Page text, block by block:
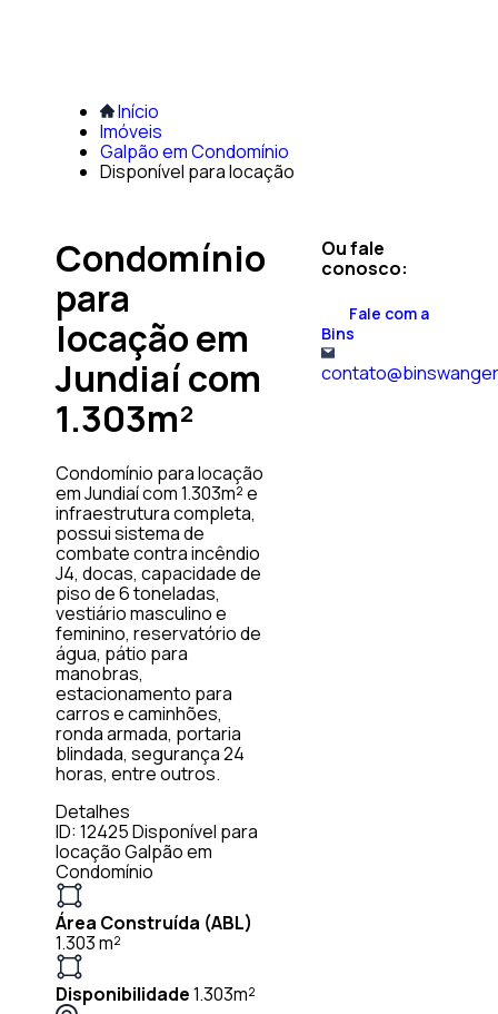
Início
Imóveis
Galpão em Condomínio
Disponível para locação
Condomínio
para
locação em
Jundiaí com
1.303m²
Condomínio para locação
em Jundiaí com 1.303m² e
infraestrutura completa,
possui sistema de
combate contra incêndio
J4, docas, capacidade de
piso de 6 toneladas,
vestiário masculino e
feminino, reservatório de
água, pátio para
manobras,
estacionamento para
carros e caminhões,
ronda armada, portaria
blindada, segurança 24
horas, entre outros.
Detalhes
ID: 12425Disponível para
locaçãoGalpão em
Condomínio
Área Construída (ABL)
1.303 m²
Disponibilidade1.303m²
Ou fale
conosco:
Fale com a
Bins